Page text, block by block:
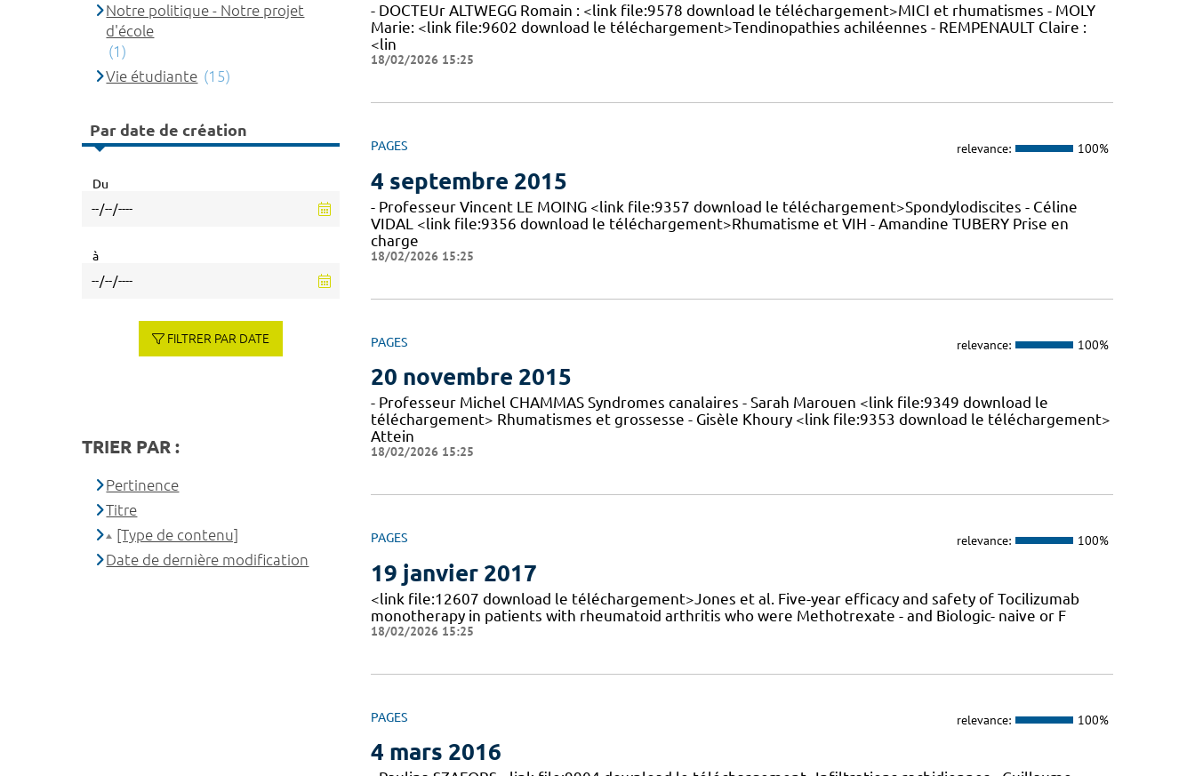
- DOCTEUr ALTWEGG Romain : <link file:9578 download le téléchargement>MICI et rhumatismes - MOLY
Marie: <link file:9602 download le téléchargement>Tendinopathies achiléennes - REMPENAULT Claire :
<lin
18/02/2026 15:25
PAGES relevance: 100%
4 septembre 2015
- Professeur Vincent LE MOING <link file:9357 download le téléchargement>Spondylodiscites - Céline
VIDAL <link file:9356 download le téléchargement>Rhumatisme et VIH - Amandine TUBERY Prise en
charge
18/02/2026 15:25
PAGES relevance: 100%
20 novembre 2015
- Professeur Michel CHAMMAS Syndromes canalaires - Sarah Marouen <link file:9349 download le
téléchargement> Rhumatismes et grossesse - Gisèle Khoury <link file:9353 download le téléchargement>
Attein
18/02/2026 15:25
PAGES relevance: 100%
19 janvier 2017
<link file:12607 download le téléchargement>Jones et al. Five-year efficacy and safety of Tocilizumab
monotherapy in patients with rheumatoid arthritis who were Methotrexate - and Biologic- naive or F
18/02/2026 15:25
PAGES relevance: 100%
4 mars 2016
Notre politique - Notre projet
d'école
(1)
Vie étudiante (15)
Par date de création
Du
à
FILTRER PAR DATE
TRIER PAR :
Pertinence
Titre
[Type de contenu]
Date de dernière modification